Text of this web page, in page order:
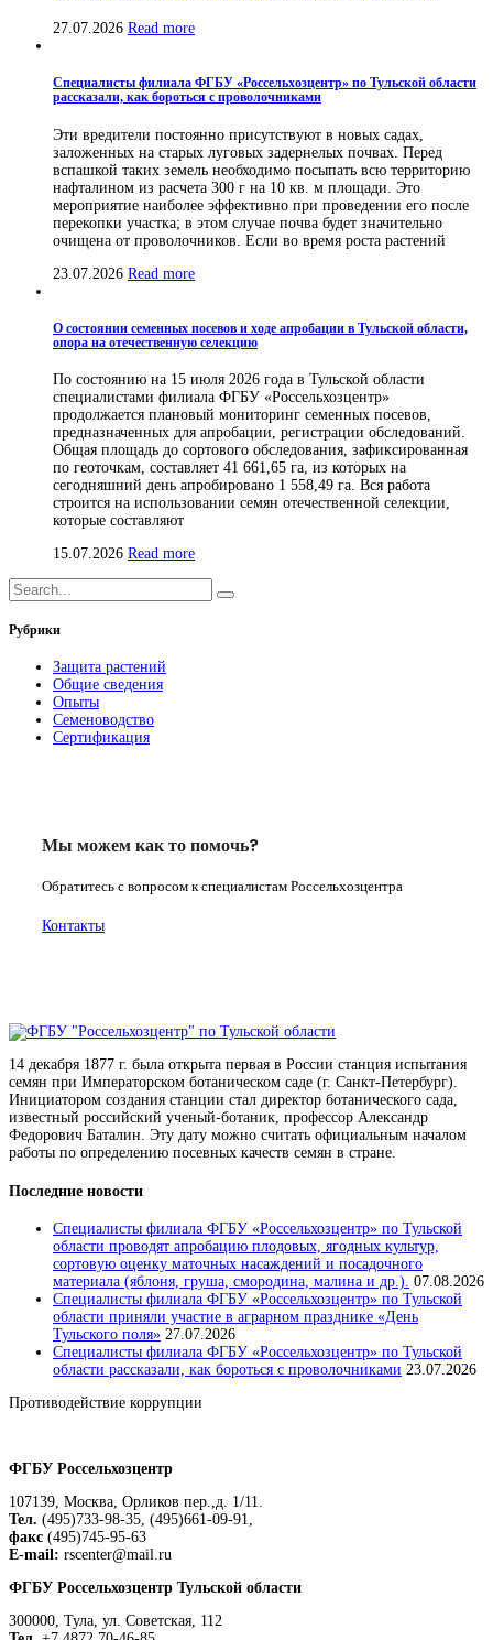
27.07.2026 Read more
Специалисты филиала ФГБУ «Россельхозцентр» по Тульской области
рассказали, как бороться с проволочниками
Эти вредители постоянно присутствуют в новых садах,
заложенных на старых луговых задернелых почвах. Перед
вспашкой таких земель необходимо посыпать всю территорию
нафталином из расчета 300 г на 10 кв. м площади. Это
мероприятие наиболее эффективно при проведении его после
перекопки участка; в этом случае почва будет значительно
очищена от проволочников. Если во время роста растений
23.07.2026 Read more
О состоянии семенных посевов и ходе апробации в Тульской области,
опора на отечественную селекцию
По состоянию на 15 июля 2026 года в Тульской области
специалистами филиала ФГБУ «Россельхозцентр»
продолжается плановый мониторинг семенных посевов,
предназначенных для апробации, регистрации обследований.
Общая площадь до сортового обследования, зафиксированная
по геоточкам, составляет 41 661,65 га, из которых на
сегодняшний день апробировано 1 558,49 га. Вся работа
строится на использовании семян отечественной селекции,
которые составляют
15.07.2026 Read more
Рубрики
Защита растений
Общие сведения
Опыты
Семеноводство
Сертификация
Мы можем как то помочь?
Обратитесь с вопросом к специалистам Россельхозцентра
Контакты
14 декабря 1877 г. была открыта первая в России станция испытания
семян при Императорском ботаническом саде (г. Санкт-Петербург).
Инициатором создания станции стал директор ботанического сада,
известный российский ученый-ботаник, профессор Александр
Федорович Баталин. Эту дату можно считать официальным началом
работы по определению посевных качеств семян в стране.
Последние новости
Специалисты филиала ФГБУ «Россельхозцентр» по Тульской
области проводят апробацию плодовых, ягодных культур,
сортовую оценку маточных насаждений и посадочного
материала (яблоня, груша, смородина, малина и др.). 07.08.2026
Специалисты филиала ФГБУ «Россельхозцентр» по Тульской
области приняли участие в аграрном празднике «День
Тульского поля» 27.07.2026
Специалисты филиала ФГБУ «Россельхозцентр» по Тульской
области рассказали, как бороться с проволочниками 23.07.2026
Противодействие коррупции
ФГБУ Россельхозцентр
107139, Москва, Орликов пер.,д. 1/11.
Тел. (495)733-98-35, (495)661-09-91,
факс (495)745-95-63
E-mail: rscenter@mail.ru
ФГБУ Россельхозцентр Тульской области
300000, Тула, ул. Советская, 112